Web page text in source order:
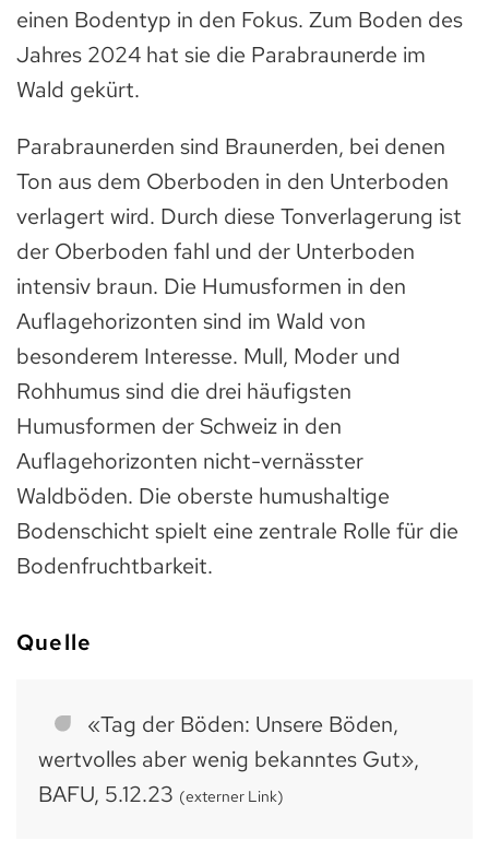
einen Bodentyp in den Fokus. Zum Boden des
Jahres 2024 hat sie die Parabraunerde im
Wald gekürt.
Parabraunerden sind Braunerden, bei denen
Ton aus dem Oberboden in den Unterboden
verlagert wird. Durch diese Tonverlagerung ist
der Oberboden fahl und der Unterboden
intensiv braun. Die Humusformen in den
Auflagehorizonten sind im Wald von
besonderem Interesse. Mull, Moder und
Rohhumus sind die drei häufigsten
Humusformen der Schweiz in den
Auflagehorizonten nicht-vernässter
Waldböden. Die oberste humushaltige
Bodenschicht spielt eine zentrale Rolle für die
Bodenfruchtbarkeit.
Quelle
«Tag der Böden: Unsere Böden,
wertvolles aber wenig bekanntes Gut»,
BAFU, 5.12.23 (externer Link)